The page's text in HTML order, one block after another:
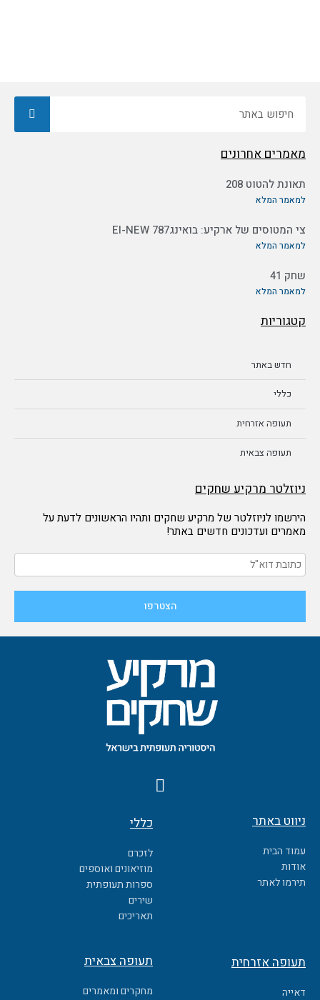
מאמרים אחרונים
תאונת להטוט 208
למאמר המלא
צי המטוסים של ארקיע: בואינג787 EI-NEW
למאמר המלא
שחק 41
למאמר המלא
קטגוריות
חדש באתר
כללי
תעופה אזרחית
תעופה צבאית
ניוזלטר מרקיע שחקים
הירשמו לניוזלטר של מרקיע שחקים ותהיו הראשונים לדעת על
מאמרים ועדכונים חדשים באתר!
F
a
e
b
o
o
k
ניווט באתר
עמוד הבית
אודות
תירמו לאתר
כללי
לזכרם
מוזיאונים ואוספים
ספרות תעופתית
שירים
תאריכים
תעופה אזרחית
דאייה
תעופה צבאית
מחקרים ומאמרים